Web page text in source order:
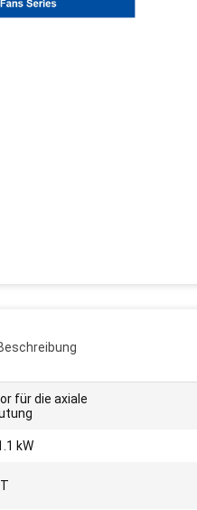
für die axiale
kW